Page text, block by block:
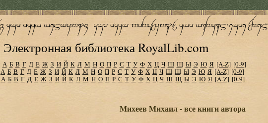
Электронная библиотека RoyalLib.com
А Б В Г Д Е Ж З И Й К Л М Н О П Р С Т У Ф Х Ц Ч Ш Щ Ы Э Ю Я [A-Z] [0-9]
А Б В Г Д Е Ж З И Й К Л М Н О П Р С Т У Ф Х Ц Ч Ш Щ Ы Э Ю Я [A-Z] [0-9]
А Б В Г Д Е Ж З И Й К Л М Н О П Р С Т У Ф Х Ц Ч Ш Щ Ы Э Ю Я [A-Z] [0-9]
Михеев Михаил - все книги автора